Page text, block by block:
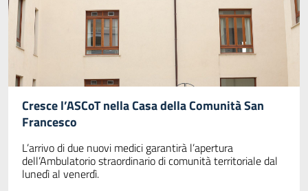
Cresce l’ASCoT nella Casa della Comunità San
Francesco
L’arrivo di due nuovi medici garantirà l’apertura
dell’Ambulatorio straordinario di comunità territoriale dal
lunedì al venerdì.